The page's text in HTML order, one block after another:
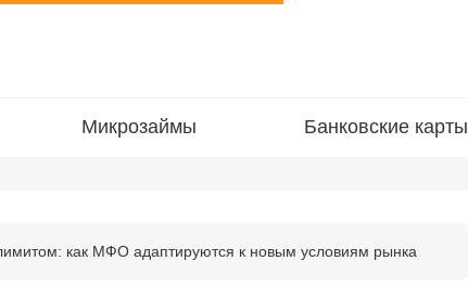
Микрозаймы Банковские карты
как МФО адаптируются к новым условиям рынка